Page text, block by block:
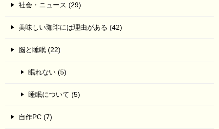
社会・ニュース (29)
美味しい珈琲には理由がある (42)
脳と睡眠 (22)
眠れない (5)
睡眠について (5)
自作PC (7)